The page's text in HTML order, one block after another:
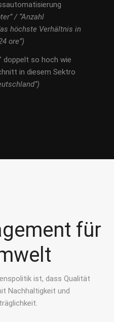
/ “Anzahl
höchste Verhältnis in
ore”)
doppelt so hoch wie
in diesem Sektro
für
ist, dass Qualität
Nachhaltigkeit und